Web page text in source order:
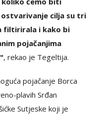
ostvarivanje cilja su tri
filtirirala i kako bi
pojačanjima
, rekao je Tegeltija.
pojačanje Borca
plavih Srđan
Sutjeske koji je